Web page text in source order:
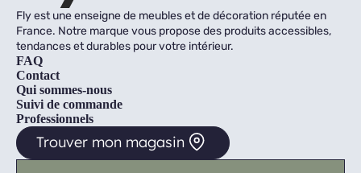
Fly est une enseigne de meubles et de décoration réputée en
France. Notre marque vous propose des produits accessibles,
tendances et durables pour votre intérieur.
FAQ
Contact
Qui sommes-nous
Suivi de commande
Professionnels
Trouver mon magasin